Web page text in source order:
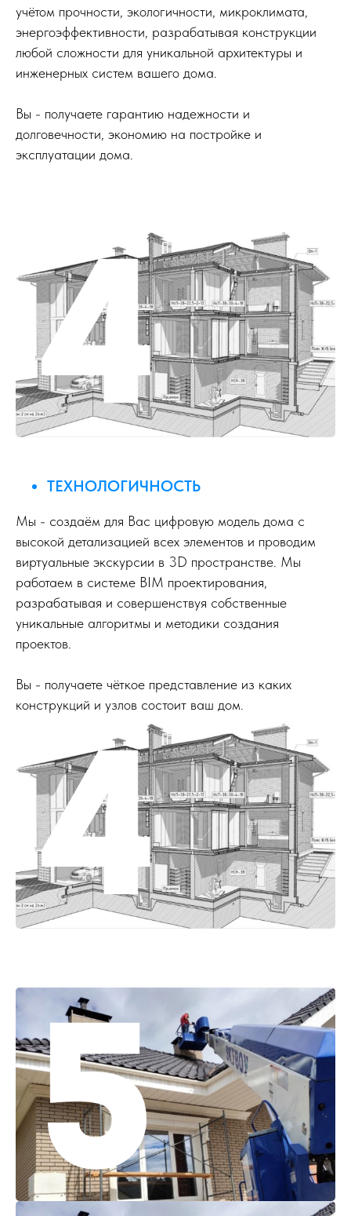
учётом прочности, экологичности, микроклимата,
энергоэффективности, разрабатывая конструкции
любой сложности для уникальной архитектуры и
инженерных систем вашего дома.
Вы - получаете гарантию надежности и
долговечности, экономию на постройке и
эксплуатации дома.
ТЕХНОЛОГИЧНОСТЬ
Мы - создаём для Вас цифровую модель дома с
высокой детализацией всех элементов и проводим
виртуальные экскурсии в 3D пространстве. Мы
работаем в системе BIM проектирования,
разрабатывая и совершенствуя собственные
уникальные алгоритмы и методики создания
проектов.
Вы - получаете чёткое представление из каких
конструкций и узлов состоит ваш дом.